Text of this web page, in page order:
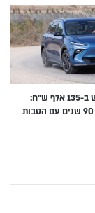
רכב חשמלי חדש ב-135 אלף ש״ח: